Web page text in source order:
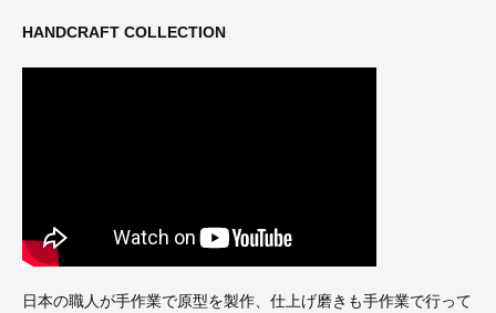
HANDCRAFT COLLECTION
日本の職人が手作業で原型を製作、仕上げ磨きも手作業で行って